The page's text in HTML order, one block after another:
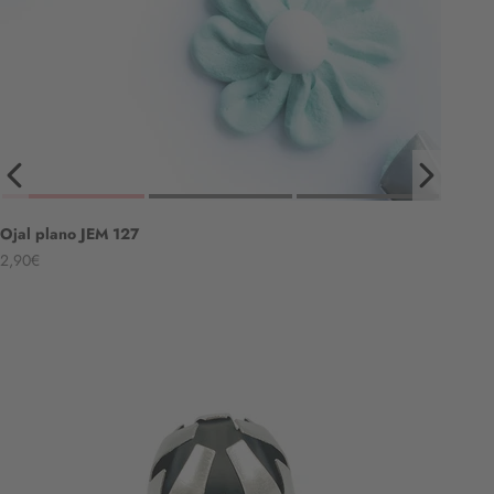
Ojal plano JEM 127
Angebot
2,90€